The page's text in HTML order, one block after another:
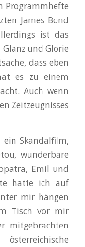
Programmhefte
James Bond
ist das
und Glorie
dass eben
es zu einem
Auch wenn
Zeitzeugnisses
Skandalfilm,
wunderbare
Emil und
hatte ich auf
mir hängen
Tisch vor mir
mitgebrachten